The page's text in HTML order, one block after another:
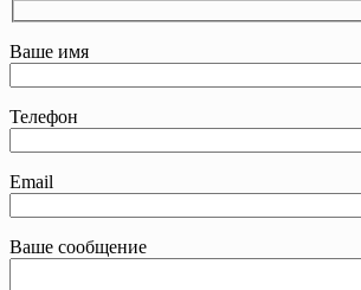
Ваше имя
Телефон
Email
Ваше сообщение